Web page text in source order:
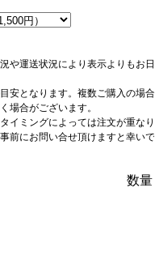
や運送状況により表示よりもお日
安となります。複数ご購入の場合
場合がございます。
イミングによっては注文が重なり
前にお問い合せ頂けますと幸いで
数量